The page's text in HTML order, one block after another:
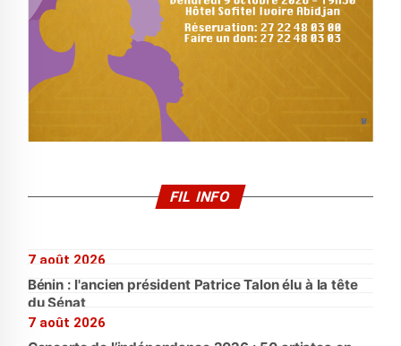
FIL INFO
7 août 2026
Bénin : l'ancien président Patrice Talon élu à la tête
du Sénat
7 août 2026